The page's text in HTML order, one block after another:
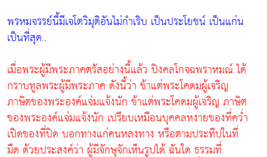
พรหมจรรย์นี้มีเจโตวิมุติอันไม่กำเริบ เป็นประโยชน์ เป็นแก่น
เป็นที่สุด..
เมื่อพระผู้มีพระภาคตรัสอย่างนี้แล้ว ปิงคลโกจฉพราหมณ์ ได้
กราบทูลพระผู้มีพระภาค ดังนี้ว่า ข้าแต่พระโคดมผู้เจริญ
ภาษิตของพระองค์แจ่มแจ้งนัก ข้าแต่พระโคดมผู้เจริญ ภาษิต
ของพระองค์แจ่มแจ้งนัก เปรียบเหมือนบุคคลหงายของที่คว่ำ
เปิดของที่ปิด บอกทางแก่คนหลงทาง หรือตามประทีปในที่
มืด ด้วยประสงค์ว่า ผู้มีจักษุจักเห็นรูปได้ ฉันใด ธรรมที่